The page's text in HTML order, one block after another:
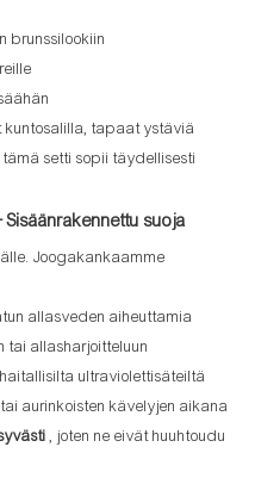
brunssilookiin
kuntosalilla, tapaat ystäviä
setti sopii täydellisesti
suoja
Joogakankaamme
allasveden aiheuttamia
tai allasharjoitteluun
ultraviolettisäteiltä
aurinkoisten kävelyjen aikana
, joten ne eivät huuhtoudu